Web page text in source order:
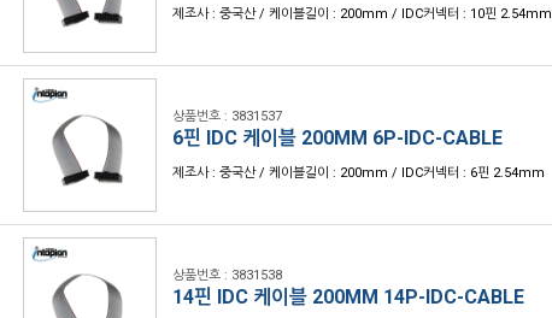
제조사 : 중국산 / 케이블길이 : 200mm / IDC커넥터 : 10핀 2.54mm
상품번호 : 3831537
6핀 IDC 케이블 200MM 6P-IDC-CABLE
제조사 : 중국산 / 케이블길이 : 200mm / IDC커넥터 : 6핀 2.54mm
상품번호 : 3831538
14핀 IDC 케이블 200MM 14P-IDC-CABLE